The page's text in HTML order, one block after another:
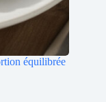
équilibrée